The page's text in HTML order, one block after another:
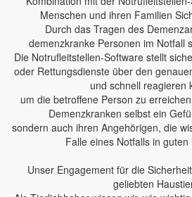
Menschen und ihren Familien
Durch das Tragen des
demenzkranke Personen im Notfall
Die Notrufleitstellen-Software stellt
oder Rettungsdienste über den
und schnell reagieren
um die betroffene Person zu
Demenzkranken selbst ein
sondern auch ihren Angehörigen, die
Falle eines Notfalls in guten
Unser Engagement für die
geliebten